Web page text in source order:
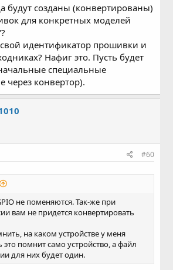
будут созданы (конвертированы)
для конкретных моделей
идентификатор прошивки и
Нафиг это. Пусть будет
специальные
через конвертор).
#60
не поменяются. Так-же при
вам не придется конвертировать
на каком устройстве у меня
это помнит само устройство, а файл
для них будет один.